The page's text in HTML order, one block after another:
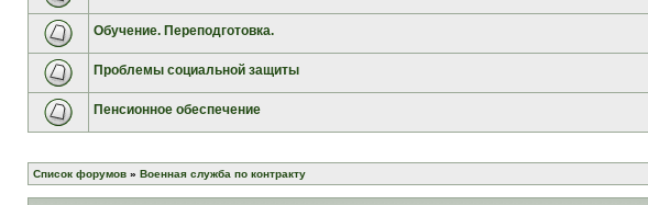
Обучение. Переподготовка.
Проблемы социальной защиты
Пенсионное обеспечение
Список форумов » Военная служба по контракту